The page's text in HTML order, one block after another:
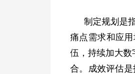
制定规划是
痛点需求和应
伍，持续加大
合。成效评估